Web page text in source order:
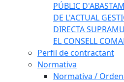
PÚBLIC
DE L'ACTUAL
DIRECTA
EL CONSELL
Perfil de contractant
Normativa
Normativa /